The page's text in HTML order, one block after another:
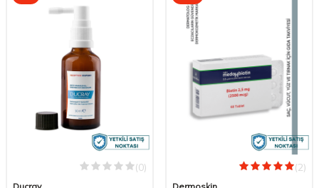
(0) (2)